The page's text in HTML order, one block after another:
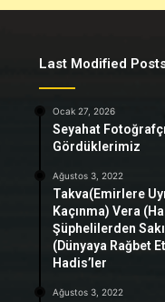
Last Modified
Ocak 27, 2026
Seyahat
Gördüklerimiz
Ağustos 3, 2022
Takva(Emirlere
Kaçınma) Vera
Şüphelilerden
(Dünyaya Rağbet
Hadis’ler
Ağustos 3, 2022